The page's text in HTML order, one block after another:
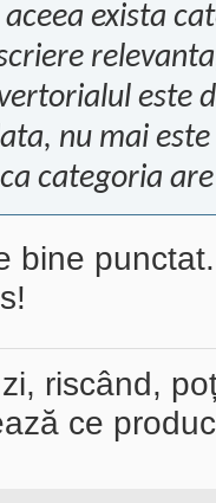
aceea exista
este
nu mai
categoria
bine
riscând,
ce